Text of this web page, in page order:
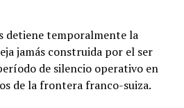
para dar respuestas, y sin
Gintsburg, director del
en la que trabaja Rusia
, mientras que la de la
que unas 6.000 personas
intemperie en la vía pública
frente a edificios inestables en
sobre la Avenida Bolívar de
detiene temporalmente la
jamás construida por el ser
de silencio operativo en
de la frontera franco-suiza.